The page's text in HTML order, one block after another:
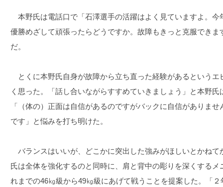
本野氏は電話口で「石澤選手の活躍はよく見ていますよ。今
優勝めざして頑張ったらどうですか。故障もきっと克服でき
だ。
とくに本野氏自身が故障から立ち直った経験があるというエ
く思った。「話し合いながらすすめていきましょう」と本野
「（体の）正面は自信があるのですがバックに自信がありま
です」と悩みを打ち明けた。
バランスはいいが、どこかに突出した強みがほしいとかねて
氏は全体を強化するのと同時に、肩と背中の彫りを深くする
れまでの46㎏級から49㎏級にあげて戦うことを提案した。「